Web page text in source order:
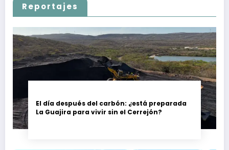
Reportajes
El día después del carbón: ¿está preparada
La Guajira para vivir sin el Cerrejón?